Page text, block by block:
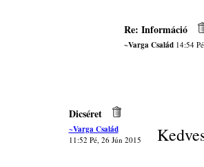
Re: Információ
~Varga Család14:54
Dicséret
~Varga Család
11:52 Pé, 26 Jún 2015